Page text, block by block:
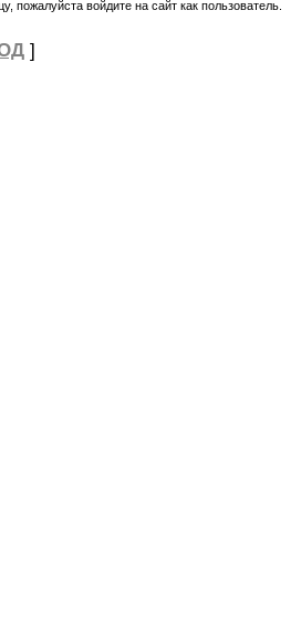
пожалуйста войдите на сайт как пользователь.
]